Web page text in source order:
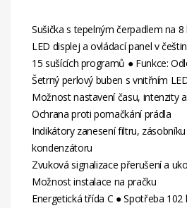
Sušička s tepelným čerpadlem na 8
LED displej a ovládací panel v
15 sušících programů ● Funkce:
Šetrný perlový buben s vnitřním
Možnost nastavení času, intenzity
Ochrana proti pomačkání prádla
Indikátory zanesení filtru,
kondenzátoru
Zvuková signalizace přerušení a
Možnost instalace na pračku
Energetická třída C ● Spotřeba 102